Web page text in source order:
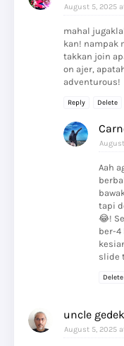
August 5, 2025
mahal
kan! nampak
takkan join
on ajer,
adventurous!
Reply Delete
Aah
tapi
😂!
ber-4
slide
Delete
uncle gedek
August 5, 2025